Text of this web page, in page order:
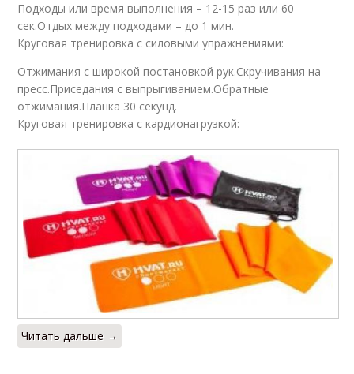
Подходы или время выполнения – 12-15 раз или 60
сек.Отдых между подходами – до 1 мин.
Круговая тренировка с силовыми упражнениями:
Отжимания с широкой постановкой рук.Скручивания на
пресс.Приседания с выпрыгиванием.Обратные
отжимания.Планка 30 секунд.
Круговая тренировка с кардионагрузкой:
Читать дальше →